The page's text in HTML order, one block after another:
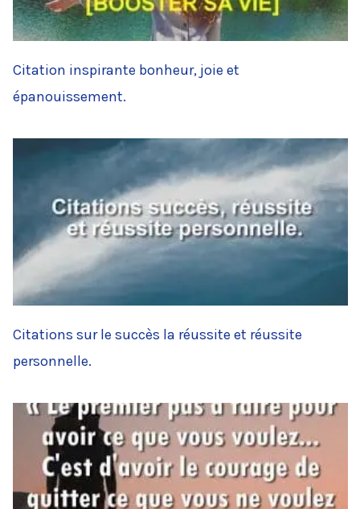
Citation inspirante bonheur, joie et
épanouissement.
Citations sur le succès la réussite et réussite
personnelle.